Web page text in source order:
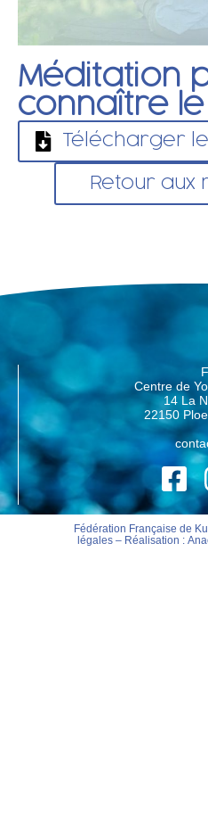
Méditation
connaître
Télécharger
Retour aux
Centre de
14 La
22150
Fédération Française de
légales– Réalisation :